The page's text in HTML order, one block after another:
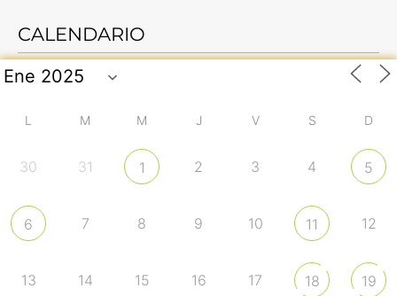
CALENDARIO
L M M J V S D
30 31 1 2 3 4 5
6 7 8 9 10 11 12
13 14 15 16 17 18 19